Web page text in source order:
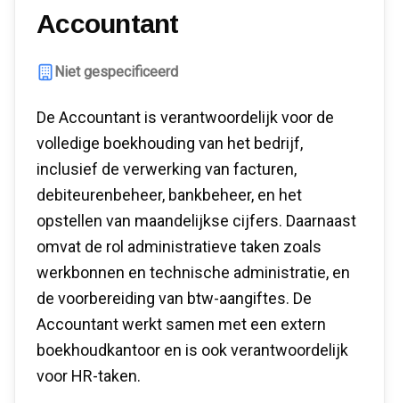
Accountant
Niet gespecificeerd
De Accountant is verantwoordelijk voor de
volledige boekhouding van het bedrijf,
inclusief de verwerking van facturen,
debiteurenbeheer, bankbeheer, en het
opstellen van maandelijkse cijfers. Daarnaast
omvat de rol administratieve taken zoals
werkbonnen en technische administratie, en
de voorbereiding van btw-aangiftes. De
Accountant werkt samen met een extern
boekhoudkantoor en is ook verantwoordelijk
voor HR-taken.